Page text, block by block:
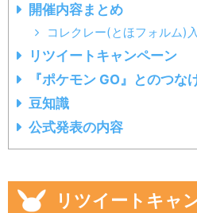
開催内容まとめ
コレクレー(とほフォルム)
リツイートキャンペーン
『ポケモン GO』とのつな
豆知識
公式発表の内容
リツイートキャ